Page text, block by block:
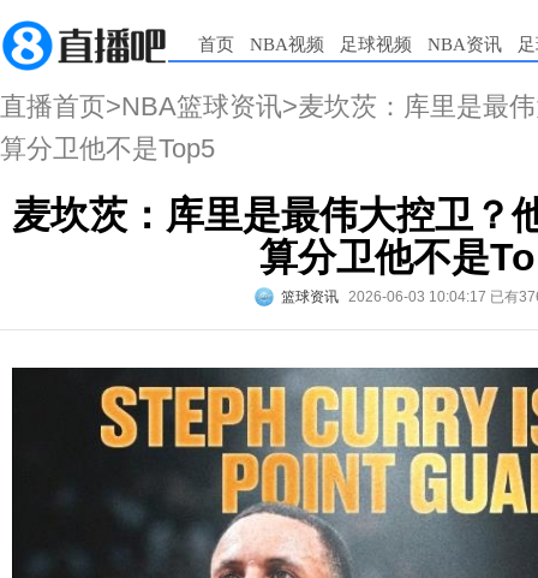
首页 NBA视频 足球视频 NBA资讯
直播首页>NBA篮球资讯>麦坎茨：库里是最
算分卫他不是Top5
麦坎茨：库里是最伟大控卫？
算分卫他不是
篮球资讯 2026-06-03 10:04:17 已有